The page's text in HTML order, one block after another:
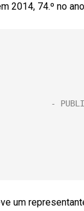
2014, 74.º no
um